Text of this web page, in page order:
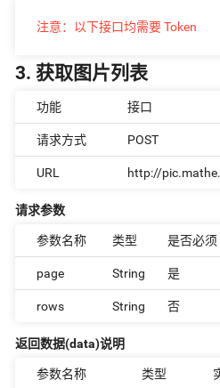
注意：以下接口均需要 Token
3. 获取图片列表
功能 接口
请求方式 POST
URL http://
请求参数
参数名称 类型 是否必须
page String 是
rows String 否
返回数据(data)说明
参数名称 类型